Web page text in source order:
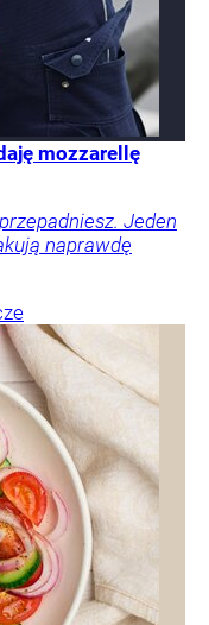
mozzarellę
Jeden
naprawdę